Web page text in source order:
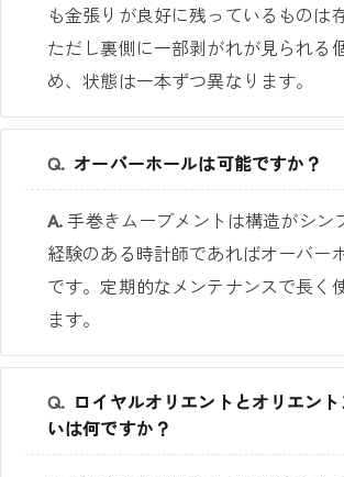
も金張りが良好に残っているものは
ただし裏側に一部剥がれが見られる
め、状態は一本ずつ異なります。
Q. オーバーホールは可能ですか？
A.手巻きムーブメントは構造がシン
経験のある時計師であればオーバー
です。定期的なメンテナンスで長く
ます。
Q. ロイヤルオリエントとオリエン
いは何ですか？